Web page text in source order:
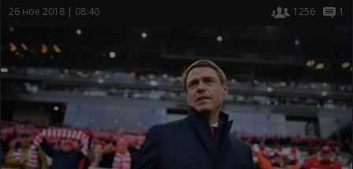
26 ное 2018 | 08:40 1256 1